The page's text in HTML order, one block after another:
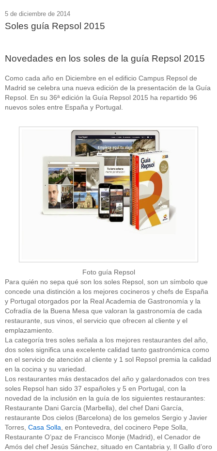
5 de diciembre de 2014
Soles guía Repsol 2015
Novedades en los soles de la guía Repsol 2015
Como cada año en Diciembre en el edificio Campus Repsol de
Madrid se celebra una nueva edición de la presentación de la Guía
Repsol. En su 36ª edición la Guía Repsol 2015 ha repartido 96
nuevos soles entre España y Portugal.
Foto guía Repsol
Para quién no sepa qué son los soles Repsol, son un símbolo que
concede una distinción a los mejores cocineros y chefs de España
y Portugal otorgados por la Real Academia de Gastronomía y la
Cofradía de la Buena Mesa que valoran la gastronomía de cada
restaurante, sus vinos, el servicio que ofrecen al cliente y el
emplazamiento.
La categoría tres soles señala a los mejores restaurantes del año,
dos soles significa una excelente calidad tanto gastronómica como
en el servicio de atención al cliente y 1 sol Repsol premia la calidad
en la cocina y su variedad.
Los restaurantes más destacados del año y galardonados con tres
soles Repsol han sido 37 españoles y 5 en Portugal, con la
novedad de la inclusión en la guía de los siguientes restaurantes:
Restaurante Dani García (Marbella), del chef Dani García,
restaurante Dos cielos (Barcelona) de los gemelos Sergio y Javier
Torres, Casa Solla , en Pontevedra, del cocinero Pepe Solla,
Restaurante O’paz de Francisco Monje (Madrid), el Cenador de
Amós del chef Jesús Sánchez, situado en Cantabria y, Il Gallo d’oro